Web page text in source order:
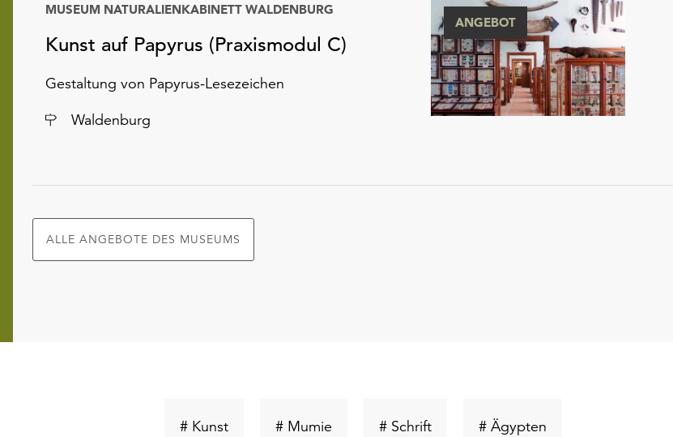
Kunst auf Papyrus (Praxismodul C)
MUSEUM NATURALIENKABINETT WALDENBURG
Gestaltung von Papyrus-Lesezeichen
Ort
Waldenburg
ANGEBOT
ALLE ANGEBOTE DES MUSEUMS
# KunstSchlüsselwort
# MumieSchlüsselwort
# SchriftSchlüsselwort
# ÄgyptenSchlüsselwort